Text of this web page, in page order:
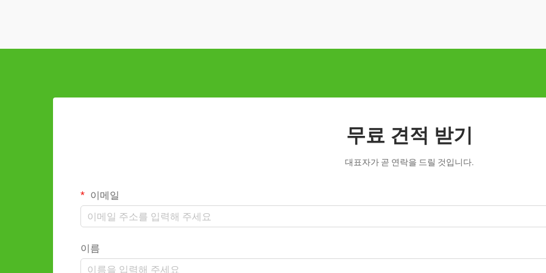
무료 견적 받기
대표자가 곧 연락을 드릴 것입니다.
이메일
이름